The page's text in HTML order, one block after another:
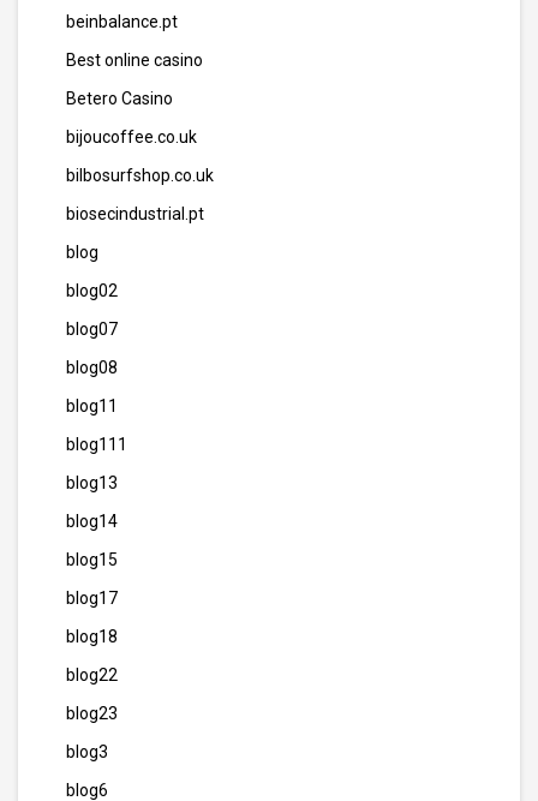
beinbalance.pt
Best online casino
Betero Casino
bijoucoffee.co.uk
bilbosurfshop.co.uk
biosecindustrial.pt
blog
blog02
blog07
blog08
blog11
blog111
blog13
blog14
blog15
blog17
blog18
blog22
blog23
blog3
blog6